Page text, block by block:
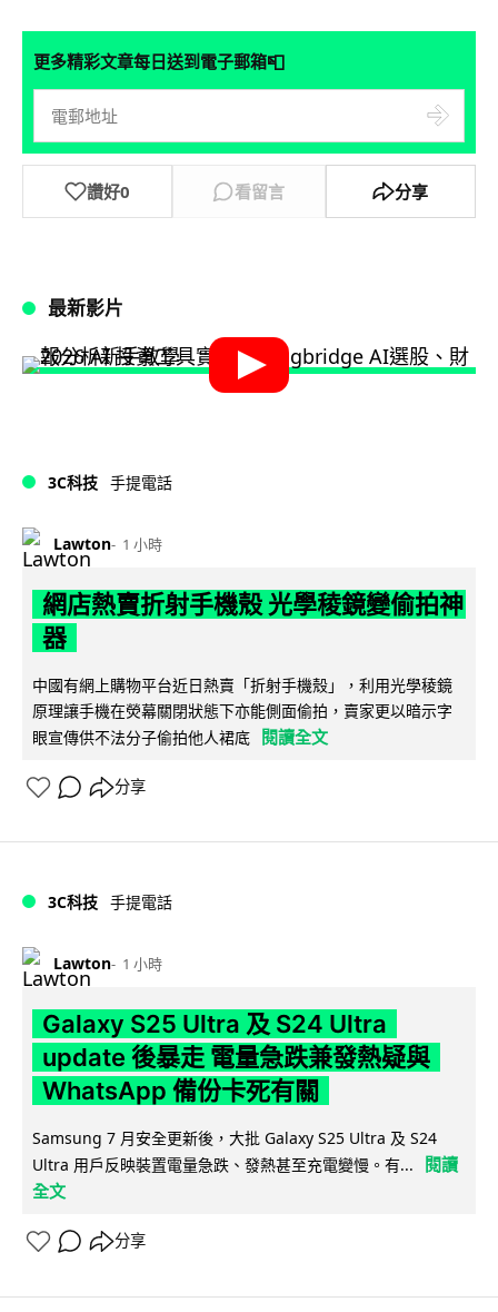
更多精彩文章每日送到電子郵箱📮
讚好0 看留言 分享
最新影片
3C科技 手提電話
Lawton 1 小時
網店熱賣折射手機殼 光學稜鏡變偷拍神
器
中國有網上購物平台近日熱賣「折射手機殼」，利用光學稜鏡
原理讓手機在熒幕關閉狀態下亦能側面偷拍，賣家更以暗示字
眼宣傳供不法分子偷拍他人裙底
閱讀全文
分享
3C科技 手提電話
Lawton 1 小時
Galaxy S25 Ultra 及 S24 Ultra
update 後暴走 電量急跌兼發熱疑與
WhatsApp 備份卡死有關
Samsung 7 月安全更新後，大批 Galaxy S25 Ultra 及 S24
Ultra 用戶反映裝置電量急跌、發熱甚至充電變慢。有...
閱讀
全文
分享